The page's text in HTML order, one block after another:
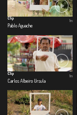
Clip
Pablo Aguache
1m
Clip
Carlos Albeiro Ursula
1m